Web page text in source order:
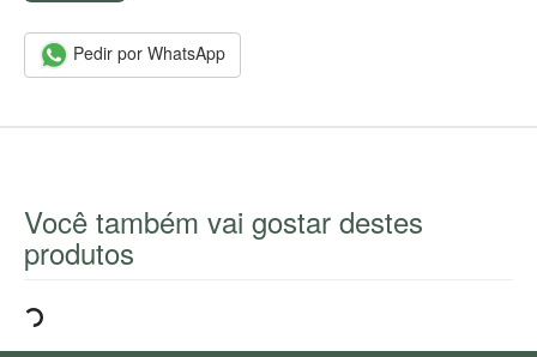
Pedir por WhatsApp
Você também vai gostar destes
produtos